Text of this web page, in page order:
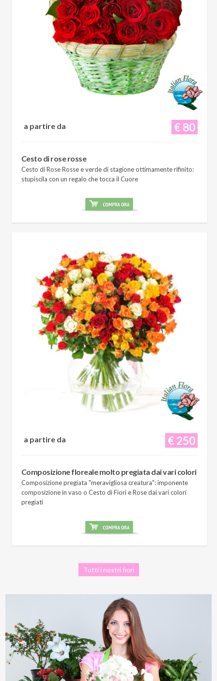
€ 80
a partire da
Cesto di rose rosse
Cesto di Rose Rosse e verde di stagione ottimamente rifinito:
stupiscila con un regalo che tocca il Cuore
€ 250
a partire da
Composizione floreale molto pregiata dai vari colori
Composizione pregiata "meravigliosa creatura": imponente
composizione in vaso o Cesto di Fiori e Rose dai vari colori
pregiati
Tutti i nostri fiori